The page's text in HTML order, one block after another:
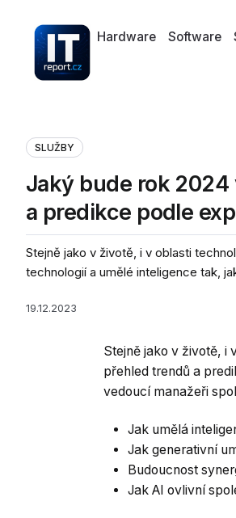
Hardware Software
SLUŽBY
Jaký bude rok
a predikce podle
Stejně jako v životě, i v oblasti
technologií a umělé inteligence tak,
19.12.2023
Stejně jako v životě, i
přehled trendů a
vedoucí manažeři
Jak umělá
Jak generativní
Budoucnost
Jak AI ovlivní